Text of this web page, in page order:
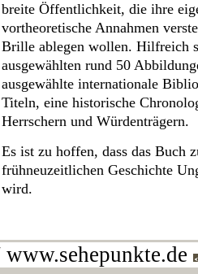
breite Öffentlichkeit, die ihre
vortheoretische Annahmen
Brille ablegen wollen. Hilfreich
ausgewählten rund 50
ausgewählte internationale
Titeln, eine historische
Herrschern und Würdenträgern.
Es ist zu hoffen, dass das Buch
frühneuzeitlichen Geschichte
wird.